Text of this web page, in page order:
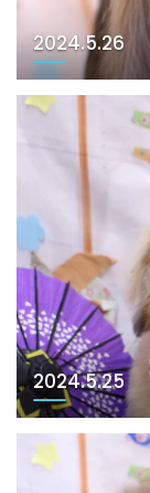
2024.5.26
2024.5.25